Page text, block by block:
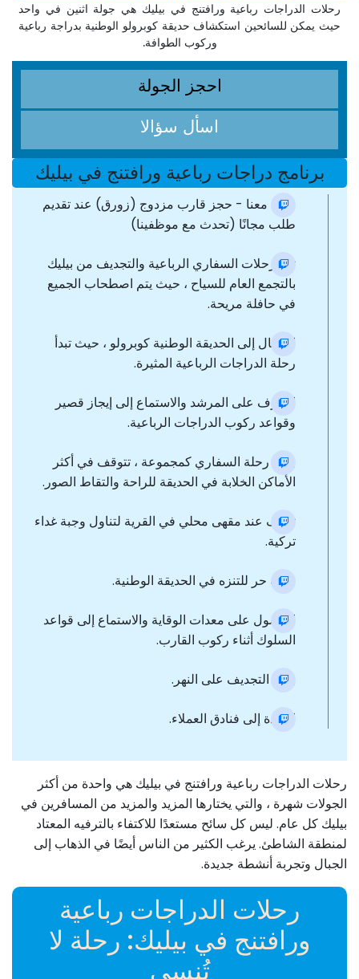
رحلات الدراجات رباعية ورافتنج في بيليك هي جولة اثنين في واحد
حيث يمكن للسائحين استكشاف حديقة كوبرولو الوطنية بدراجة رباعية
وركوب الطوافة.
احجز الجولة
اسأل سؤالا
برنامج دراجات رباعية ورافتنج في بيليك
فقط معنا - حجز قارب مزدوج (زورق) عند تقديم
طلب مجانًا (تحدث مع موظفينا)
تبدأ رحلات السفاري الرباعية والتجديف من بيليك
بالتجمع العام للسياح ، حيث يتم اصطحاب الجميع
في حافلة مريحة.
الانتقال إلى الحديقة الوطنية كوبرولو ، حيث تبدأ
رحلة الدراجات الرباعية المثيرة.
التعرف على المرشد والاستماع إلى إيجاز قصير
وقواعد ركوب الدراجات الرباعية.
بداية رحلة السفاري كمجموعة ، تتوقف في أكثر
الأماكن الخلابة في الحديقة للراحة والتقاط الصور.
توقف عند مقهى محلي في القرية لتناول وجبة غداء
تركية.
وقت حر للتنزه في الحديقة الوطنية.
الحصول على معدات الوقاية والاستماع إلى قواعد
السلوك أثناء ركوب القارب.
بداية التجديف على النهر.
العودة إلى فنادق العملاء.
رحلات الدراجات رباعية ورافتنج في بيليك هي واحدة من أكثر
الجولات شهرة ، والتي يختارها المزيد والمزيد من المسافرين في
بيليك كل عام. ليس كل سائح مستعدًا للاكتفاء بالترفيه المعتاد
لمنطقة الشاطئ. يرغب الكثير من الناس أيضًا في الذهاب إلى
الجبال وتجربة أنشطة جديدة.
رحلات الدراجات رباعية
ورافتنج في بيليك: رحلة لا
تُنسى